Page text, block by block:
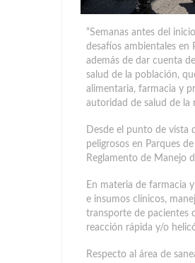
“Semanas antes del
desafíos ambientales en
además de dar cuenta
salud de la población,
alimentaria, farmacia y
autoridad de salud de la
Desde el punto de vista
peligrosos en Parques
Reglamento de Manejo
En materia de farmacia
e insumos clínicos,
transporte de pacientes
reacción rápida y/o
Respecto al área de